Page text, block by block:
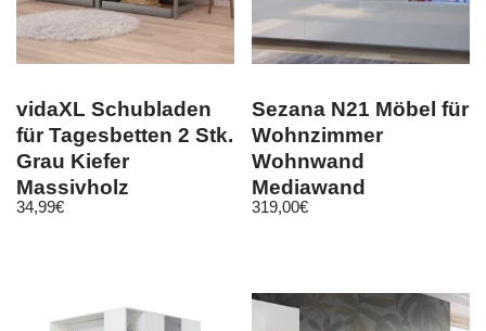
vidaXL Schubladen
für Tagesbetten 2 Stk.
Grau Kiefer
Massivholz
34,99€
Sezana N21 Möbel für
Wohnzimmer
Wohnwand
Mediawand
Schrankwand
319,00€